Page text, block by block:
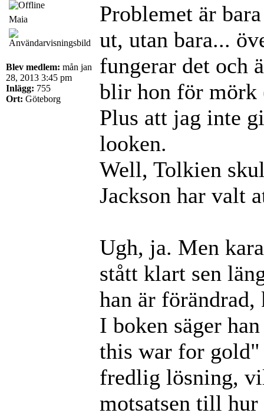
Maia
Blev medlem: mån jan
28, 2013 3:45 pm
Inlägg: 755
Ort: Göteborg
Problemet är
ut, utan bara...
fungerar det och
blir hon för mörk
Plus att jag inte
looken.
Well, Tolkien
Jackson har valt
Ugh, ja. Men
stått klart sen
han är
I boken säger
this war for gold"
fredlig lösning,
motsatsen till